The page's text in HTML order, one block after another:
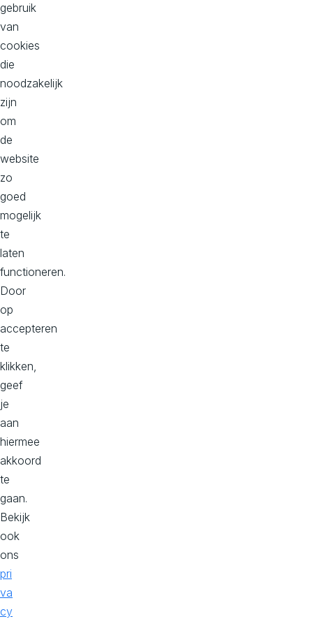
volgende
niveau
te
tillen.
Maar
welke
past
het
beste
bij
je
behoeftes?
Samen
brengen
we
jouw
wensen
in
kaart,
en
zoeken
we
jouw
perfecte
match.
We
helpen
je
graag
verder!
P
l
a
gebruik
van
cookies
die
noodzakelijk
zijn
om
de
website
zo
goed
mogelijk
te
laten
functioneren.
Door
op
accepteren
te
klikken,
geef
je
aan
hiermee
akkoord
te
gaan.
Bekijk
ook
ons
pri
va
cy